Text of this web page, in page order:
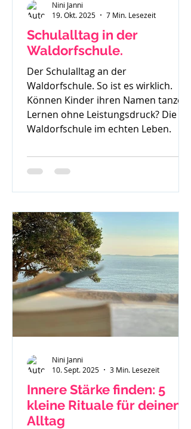
Schulalltag in der
Waldorfschule.
Der Schulalltag an der
Waldorfschule. So ist es wirklich.
Können Kinder ihren Namen tanzen?
Lernen ohne Leistungsdruck? Die
Waldorfschule im echten Leben.
Nini Janni
19. Okt. 2025
7 Min. Lesezeit
Innere Stärke finden: 5
kleine Rituale für deinen
Alltag
Nini Janni
10. Sept. 2025
3 Min. Lesezeit